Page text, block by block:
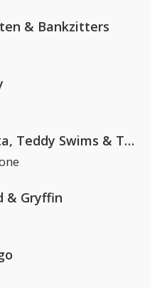
& Bankzitters
David Guetta, Teddy Swims & Tones And I
& Gryffin